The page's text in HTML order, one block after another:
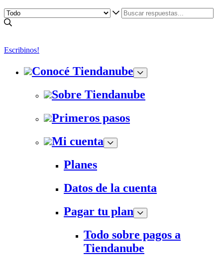
Escribinos!
Conocé Tiendanube
Sobre Tiendanube
Primeros pasos
Mi cuenta
Planes
Datos de la cuenta
Pagar tu plan
Todo sobre pagos a
Tiendanube